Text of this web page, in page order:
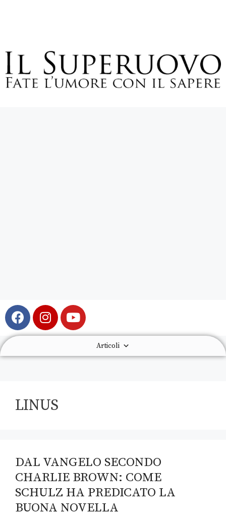
Articoli
LINUS
DAL VANGELO SECONDO
CHARLIE BROWN: COME
SCHULZ HA PREDICATO LA
BUONA NOVELLA